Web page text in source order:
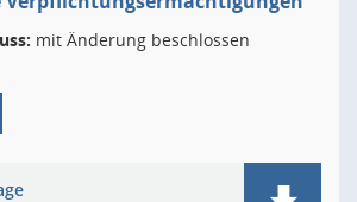
mit Änderung beschlossen